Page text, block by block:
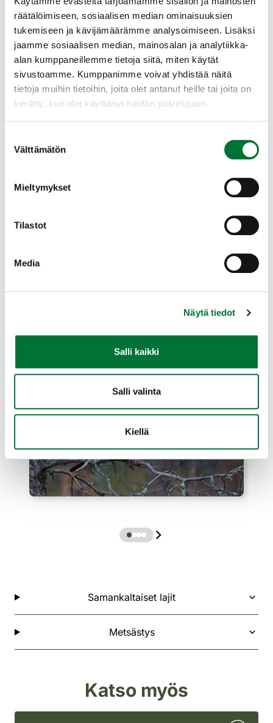
räätälöimiseen, sosiaalisen median ominaisuuksien
tukemiseen ja kävijämäärämme analysoimiseen. Lisäksi
jaamme sosiaalisen median, mainosalan ja analytiikka-
alan kumppaneillemme tietoja siitä, miten käytät
sivustoamme. Kumppanimme voivat yhdistää näitä
tietoja muihin tietoihin, joita olet antanut heille tai joita on
kerätty, kun olet käyttänyt heidän palvelujaan.
valinta
Välttämätön
Mieltymykset
Tilastot
Media
Näytä tiedot
Salli kaikki
Salli valinta
Kiellä
on sopeutunut kesykyyhkyn tavoin
pesimään myös kaupunkien puistoissa,
missä niitä vuosittain myös talvehtii
Pesimäajan ulkopuolella sepelkyyhkyt
liikkuvat yleensä parvina. Suurimmat
muuttoparvet voivat olla satojen, jopa
syyskuun ­lopun ja lokakuun alun välisenä
pohjoistuulisena päivänä suuria, pallomaisia
parvia näkee korkealla taivaalla matkalla
Ravinto
Jyvät, herneet, siemenet, silmut, lehdet,
marjat ja eläinravinto.
Lisääntyminen
Pesä yleensä kuusikossa. Tuottaa yleisesti
Samankaltaiset lajit
Metsästys
Katso myös